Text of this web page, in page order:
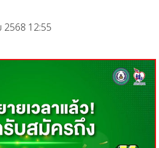
2568 12:55